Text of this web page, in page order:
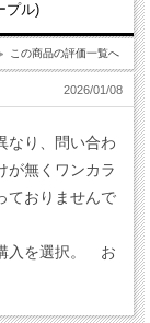
プル)
この商品の評価一覧へ
2026/01/08
なり、問い合わ
が無くワンカラ
ておりませんで
入を選択。 お